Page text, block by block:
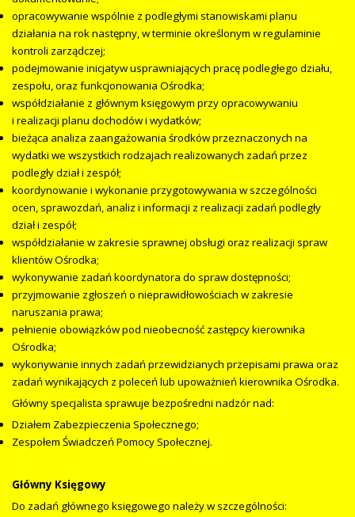
opracowywanie wspólnie z podległymi stanowiskami planu
działania na rok następny, w terminie określonym w regulaminie
kontroli zarządczej;
podejmowanie inicjatyw usprawniających pracę podległego działu,
zespołu, oraz funkcjonowania Ośrodka;
współdziałanie z głównym księgowym przy opracowywaniu
i realizacji planu dochodów i wydatków;
bieżąca analiza zaangażowania środków przeznaczonych na
wydatki we wszystkich rodzajach realizowanych zadań przez
podległy dział i zespół;
koordynowanie i wykonanie przygotowywania w szczególności
ocen, sprawozdań, analiz i informacji z realizacji zadań podległy
dział i zespół;
współdziałanie w zakresie sprawnej obsługi oraz realizacji spraw
klientów Ośrodka;
wykonywanie zadań koordynatora do spraw dostępności;
przyjmowanie zgłoszeń o nieprawidłowościach w zakresie
naruszania prawa;
pełnienie obowiązków pod nieobecność zastępcy kierownika
Ośrodka;
wykonywanie innych zadań przewidzianych przepisami prawa oraz
zadań wynikających z poleceń lub upoważnień kierownika Ośrodka.
Główny specjalista sprawuje bezpośredni nadzór nad:
Działem Zabezpieczenia Społecznego;
Zespołem Świadczeń Pomocy Społecznej.
Główny Księgowy
Do zadań głównego księgowego należy w szczególności: